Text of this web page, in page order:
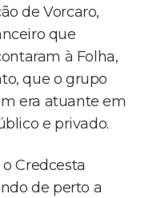
de Vorcaro,
que
à Folha,
que o grupo
era atuante em
e privado.
Credcesta
de perto a